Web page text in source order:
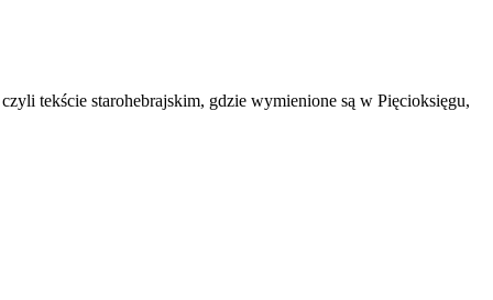
tekście starohebrajskim, gdzie wymienione są w Pięcioksięgu,